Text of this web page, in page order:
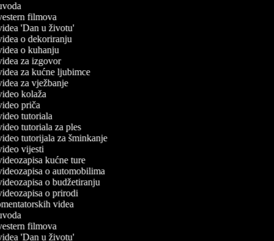
filmova
'Dan u životu'
o dekoriranju
o kuhanju
za izgovor
za kućne ljubimce
za vježbanje
kolaža
priča
tutoriala
tutoriala za ples
tutorijala za šminkanje
vijesti
kućne ture
o automobilima
o budžetiranju
o prirodi
videa
filmova
'Dan u životu'